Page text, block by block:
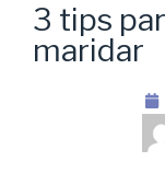
3 tips
maridar